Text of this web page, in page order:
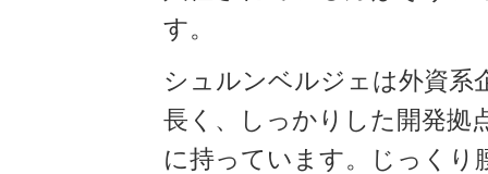
す。
シュルンベルジェは外資系
長く、しっかりした開発拠
に持っています。じっくり